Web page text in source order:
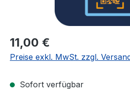
Regulärer Preis:
11,00 €
Preise exkl. MwSt. zzgl.
Sofort verfügbar